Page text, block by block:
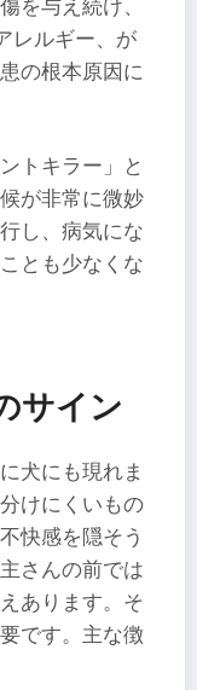
を与え続け、
レルギー、が
の根本原因に
トキラー」と
が非常に微妙
し、病気にな
とも少なくな
サイン
犬にも現れま
けにくいもの
快感を隠そう
さんの前では
あります。そ
です。主な徴